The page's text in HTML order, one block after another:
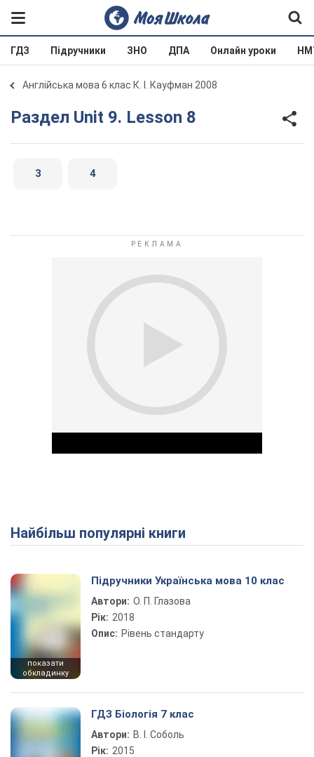
ГДЗ Підручники ЗНО ДПА Онлайн уроки
Англійська мова 6 клас К. І. Кауфман 2008
Раздел Unit 9. Lesson 8
3 4
Play Video
Найбільш популярні книги
показати
обкладинку
Підручники Українська мова 10 клас
Автори: О. П. Глазова
Рік: 2018
Опис: Рівень стандарту
ГДЗ Біологія 7 клас
Автори: В. І. Соболь
Рік: 2015